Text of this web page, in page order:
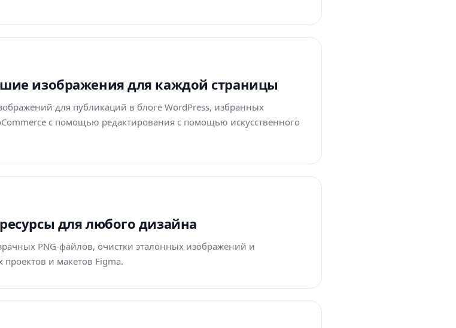
изображения для каждой страницы
для публикаций в блоге WordPress, избранных
с помощью редактирования с помощью искусственного
для любого дизайна
PNG-файлов, очистки эталонных изображений и
проектов и макетов Figma.